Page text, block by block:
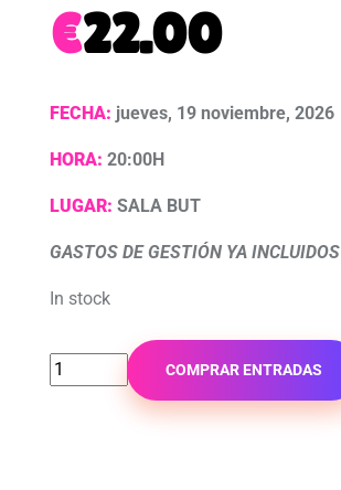
€22.00
FECHA: jueves, 19 noviembre, 2026
HORA: 20:00H
LUGAR: SALA BUT
GASTOS DE GESTIÓN YA INCLUIDOS
In stock
COMPRAR ENTRADAS